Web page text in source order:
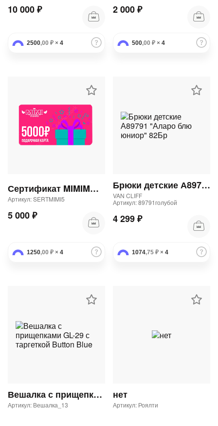
10 000 ₽
2500,00 ₽ × 4
2 000 ₽
500,00 ₽ × 4
Сертификат MIMIMODA 5000 р.
Артикул: SERTMIMI5
5 000 ₽
1250,00 ₽ × 4
Брюки детские А89791 "Аларо блю юниор" 82Бр
VAN CLIFF
Артикул: 89791голубой
4 299 ₽
1074,75 ₽ × 4
Вешалка с прищепками GL-29 с таргеткой Button Blue
Артикул: Вешалка_13
нет
Артикул: Роялти